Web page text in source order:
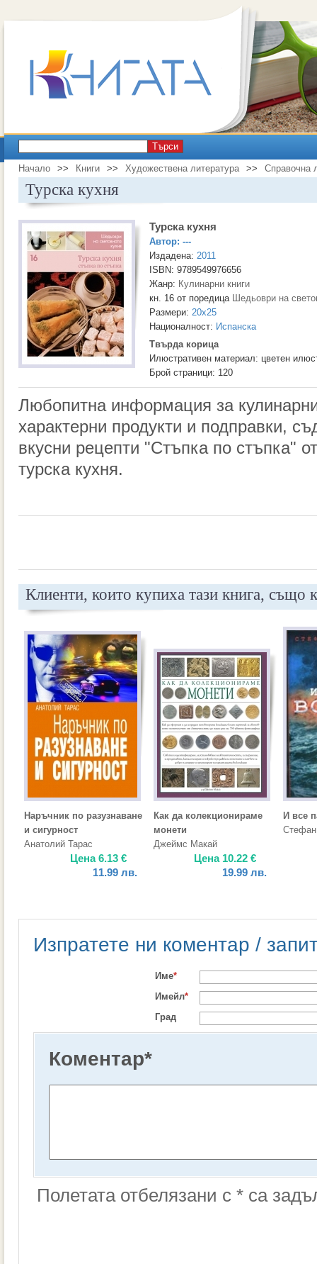
Търси
Начало >> Книги >> Художествена литература >> Справочна
Турска кухня
Турска кухня
Автор: ---
Издадена: 2011
ISBN: 9789549976656
Жанр: Кулинарни книги
кн. 16 от поредица Шедьоври на
Размери: 20x25
Националност: Испанска
Твърда корица
Илюстративен материал: цветен
Брой страници: 120
Любопитна информация за
характерни продукти и подправки,
вкусни рецепти "Стъпка по стъпка"
турска кухня.
Клиенти, които купиха тази книга, също
Наръчник по разузнаване
и сигурност
Анатолий Тарас
Цена6.13 €
11.99 лв.
Как да колекционираме
монети
Джеймс Макай
Цена 10.22 €
19.99 лв.
И все
Изпратете ни коментар /
Име*
Имейл*
Град
Коментар*
Полетата отбелязани с * са